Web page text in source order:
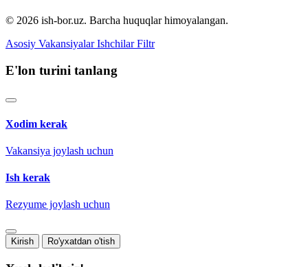
© 2026 ish-bor.uz. Barcha huquqlar himoyalangan.
Asosiy Vakansiyalar Ishchilar Filtr
E'lon turini tanlang
Xodim kerak
Vakansiya joylash uchun
Ish kerak
Rezyume joylash uchun
Kirish Ro'yxatdan o'tish